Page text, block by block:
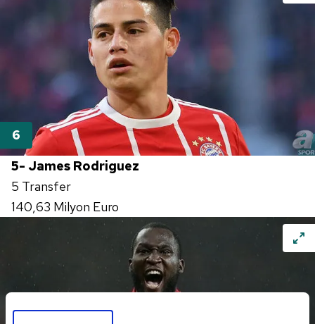
5- James Rodriguez
5 Transfer
140,63 Milyon Euro